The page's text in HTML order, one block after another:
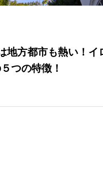
地方都市も熱い！イ
つの特徴！